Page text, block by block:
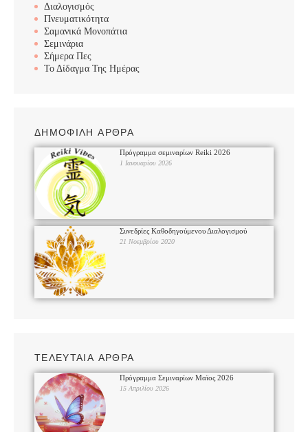
Διαλογισμός
Πνευματικότητα
Σαμανικά Μονοπάτια
Σεμινάρια
Σήμερα Πες
Το Δίδαγμα Της Ημέρας
ΔΗΜΟΦΙΛΗ ΑΡΘΡΑ
Πρόγραμμα σεμιναρίων Reiki 2026
1 Ιανουαρίου 2026
Συνεδρίες Καθοδηγούμενου Διαλογισμού
21 Νοεμβρίου 2020
ΤΕΛΕΥΤΑΙΑ ΑΡΘΡΑ
Πρόγραμμα Σεμιναρίων Μαϊος 2026
15 Απριλίου 2026